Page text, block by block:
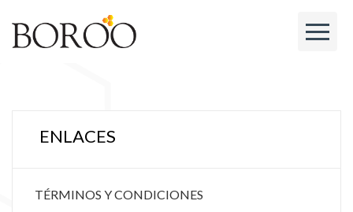
ENLACES
TÉRMINOS Y CONDICIONES